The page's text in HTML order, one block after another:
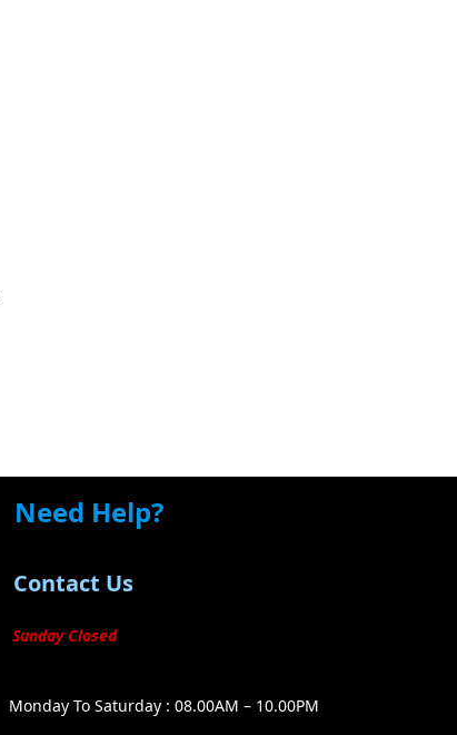
Need Help?
Contact Us
Sunday Closed
Monday To Saturday : 08.00AM – 10.00PM